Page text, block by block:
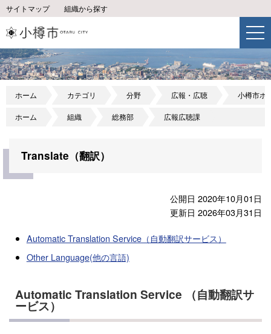
サイトマップ 組織から探す
ホーム カテゴリ 分野 広報・広聴 小樽市ホ
ホーム 組織 総務部 広報広聴課
Translate（翻訳）
公開日 2020年10月01日
更新日 2026年03月31日
Automatic Translation Service（自動翻訳サービス）
Other Language(他の言語)
Automatic Translation Service （自動翻訳サ
ービス）